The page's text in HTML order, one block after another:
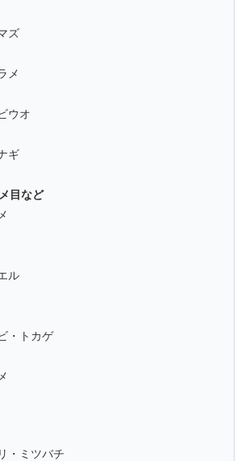
ズ
メ
ウオ
ギ
目など
ル
・トカゲ
・ミツバチ